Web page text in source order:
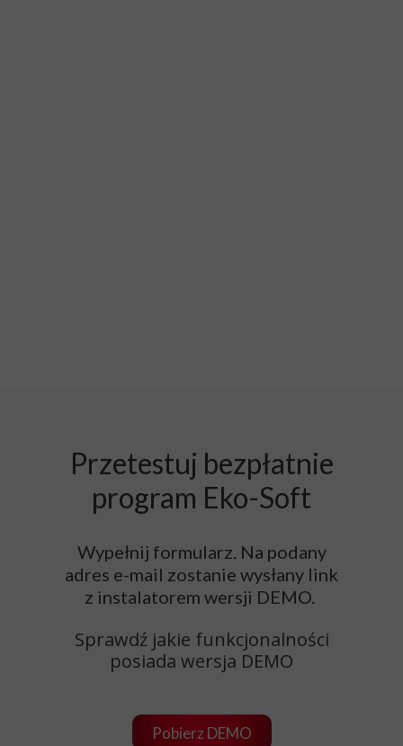
Pobierz DEMO
Przetestuj bezpłatnie
program Eko-Soft
Wypełnij formularz. Na podany
adres e-mail zostanie wysłany link
z instalatorem wersji DEMO.
Sprawdź jakie funkcjonalności
posiada wersja DEMO